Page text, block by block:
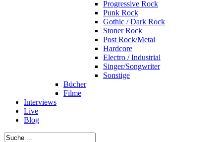
Progressive Rock
Punk Rock
Gothic / Dark Rock
Stoner Rock
Post Rock/Metal
Hardcore
Electro / Industrial
Singer/Songwriter
Sonstige
Bücher
Filme
Interviews
Live
Blog